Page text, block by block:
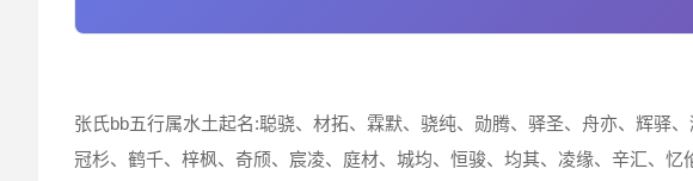
张氏bb五行属水土起名:聪骁、材拓、霖默、骁纯、勋腾、驿圣、舟亦、辉驿
冠杉、鹤千、梓枫、奇颀、宸凌、庭材、城均、恒骏、均其、凌缘、辛汇、